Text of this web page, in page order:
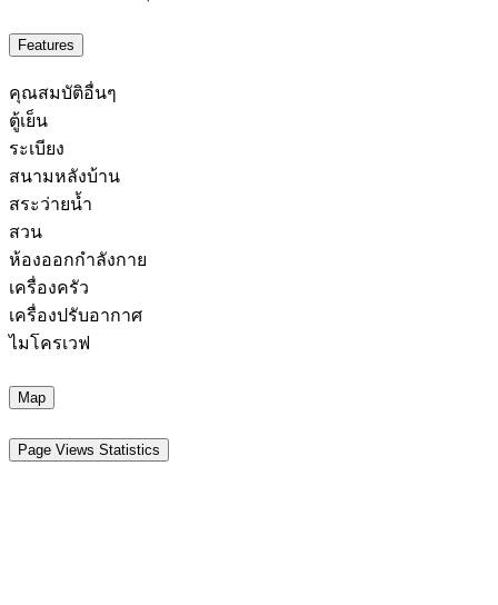
Features
คุณสมบัติอื่นๆ
ตู้เย็น
ระเบียง
สนามหลังบ้าน
สระว่ายน้ำ
สวน
ห้องออกกำลังกาย
เครื่องครัว
เครื่องปรับอากาศ
ไมโครเวฟ
Map
Page Views Statistics